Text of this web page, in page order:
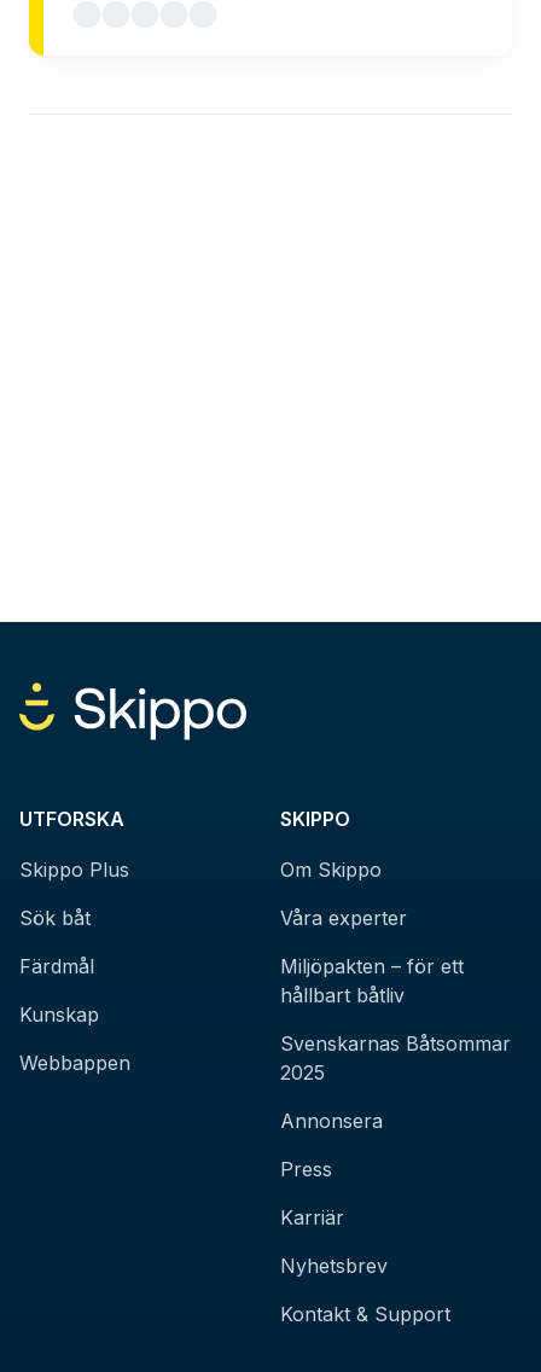
UTFORSKA
Skippo Plus
Sök båt
Färdmål
Kunskap
Webbappen
SKIPPO
Om Skippo
Våra experter
Miljöpakten – för ett
hållbart båtliv
Svenskarnas Båtsommar
2025
Annonsera
Press
Karriär
Nyhetsbrev
Kontakt & Support